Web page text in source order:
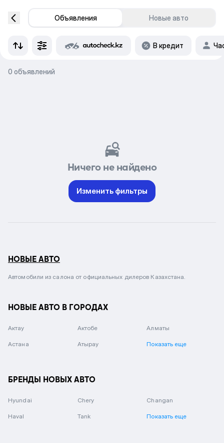
Объявления Новые авто
В кредит
0 объявлений
Ничего не найдено
Изменить фильтры
НОВЫЕ АВТО
Автомобили из салона от официальных дилеров Казахстана.
НОВЫЕ АВТО В ГОРОДАХ
Актау Актобе Алматы
Астана Атырау Показать еще
БРЕНДЫ НОВЫХ АВТО
Hyundai Chery Changan
Haval Tank Показать еще